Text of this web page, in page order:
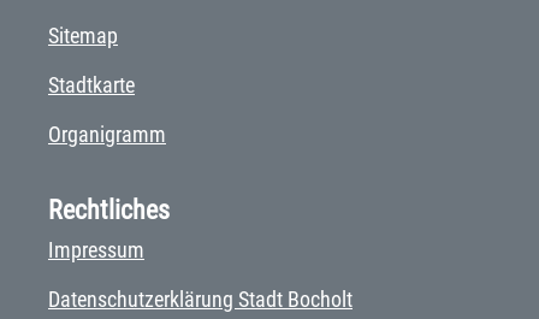
Sitemap
Stadtkarte
Organigramm
Rechtliches
Impressum
Datenschutzerklärung Stadt Bocholt